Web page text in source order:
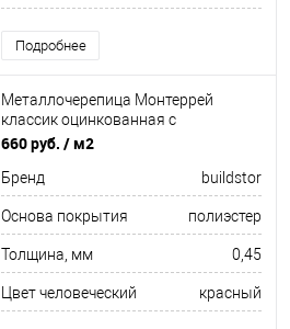
Подробнее
Металлочерепица Монтеррей
классик оцинкованная с
полимерным покрытием
660 руб. / м2
Бренд buildstor
Основа покрытия полиэстер
Толщина, мм 0,45
Цвет человеческий красный